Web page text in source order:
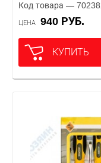
Код товара —
ЦЕНА 940 РУБ.
КУПИТЬ